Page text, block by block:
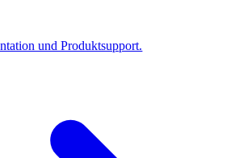
und Produktsupport.